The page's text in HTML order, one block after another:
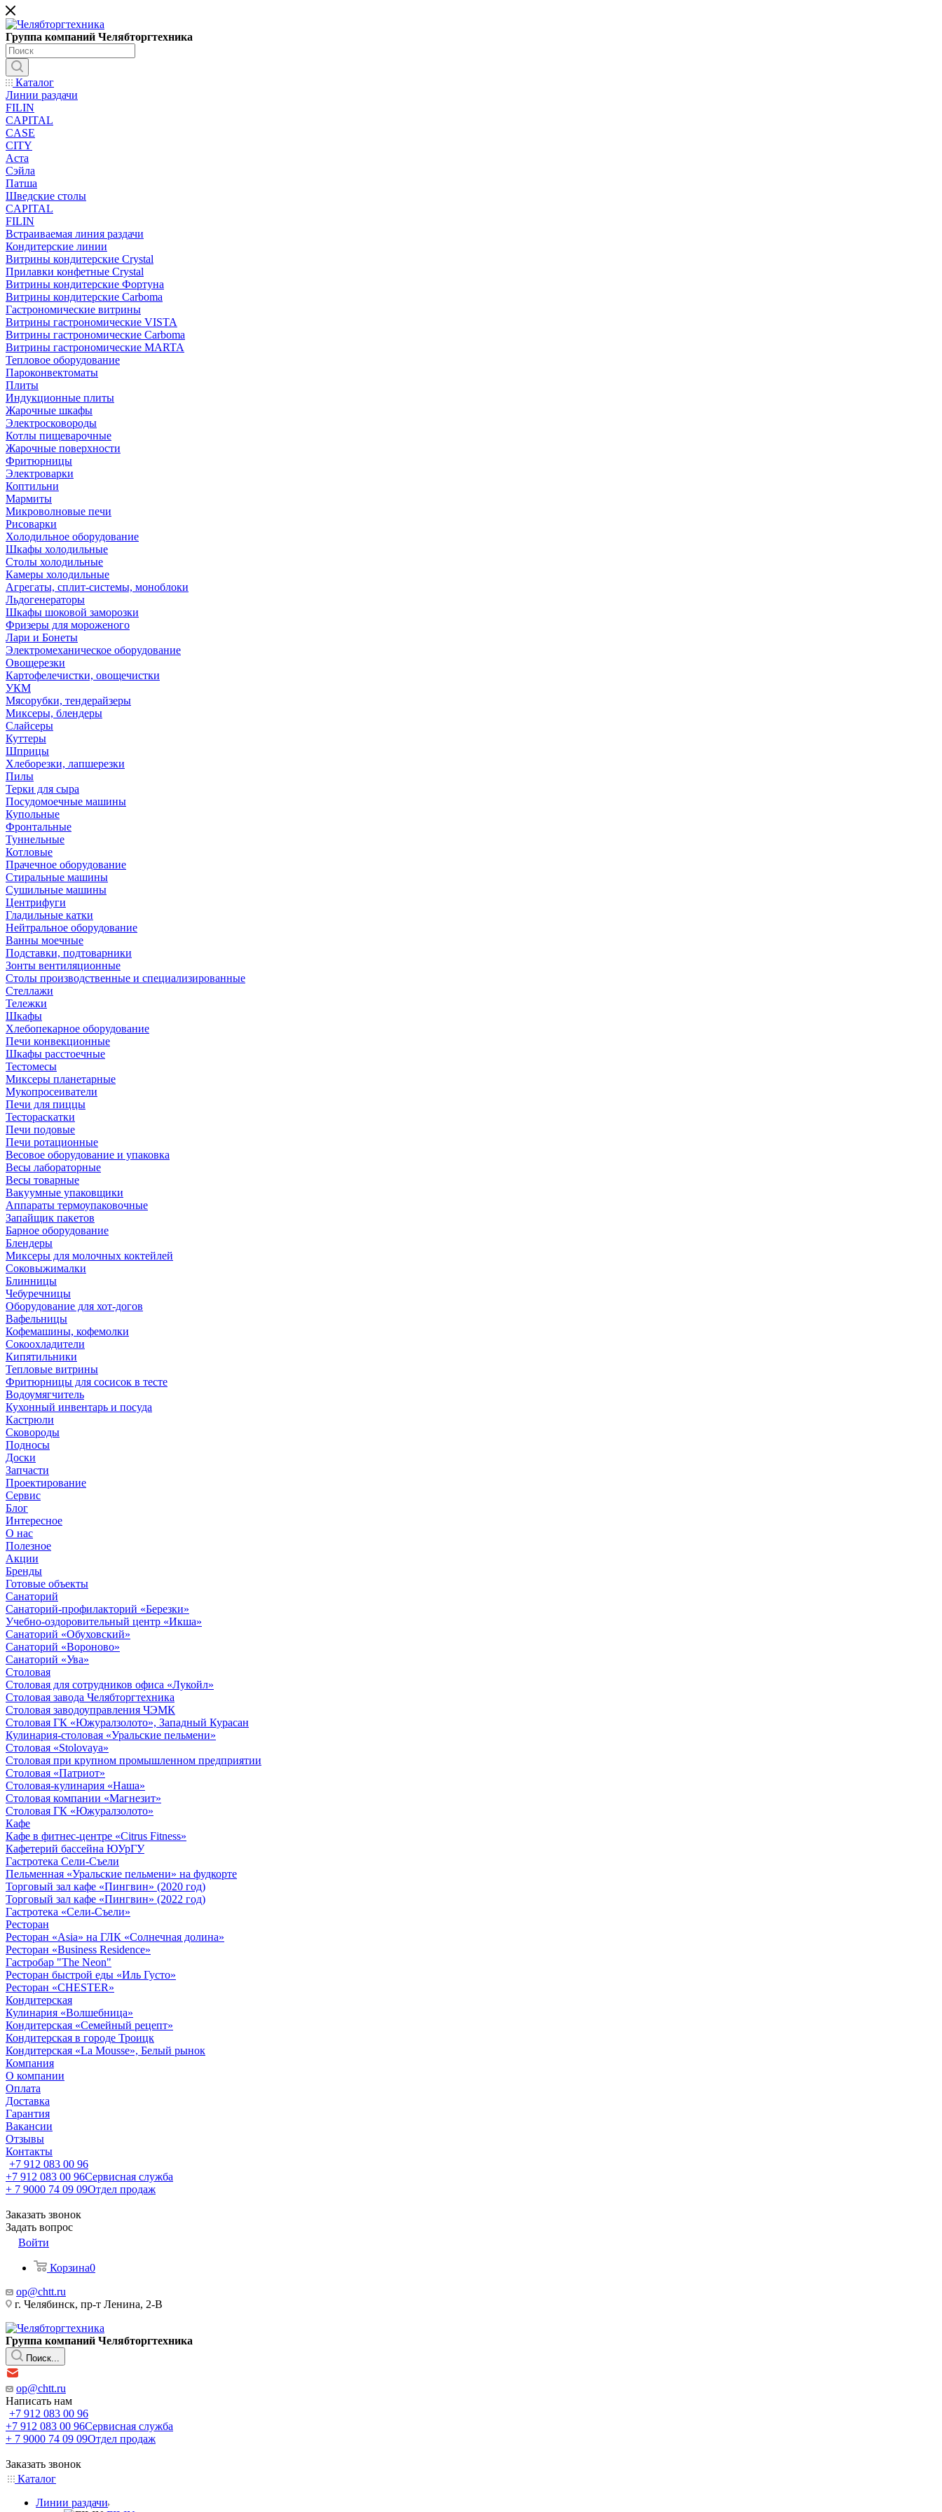
Группа компаний Челябторгтехника
Каталог
Линии раздачи
FILIN
CAPITAL
CASE
CITY
Аста
Сэйла
Патша
Шведские столы
CAPITAL
FILIN
Встраиваемая линия раздачи
Кондитерские линии
Витрины кондитерские Crystal
Прилавки конфетные Crystal
Витрины кондитерские Фортуна
Витрины кондитерские Carboma
Гастрономические витрины
Витрины гастрономические VISTA
Витрины гастрономические Carboma
Витрины гастрономические MARTA
Тепловое оборудование
Пароконвектоматы
Плиты
Индукционные плиты
Жарочные шкафы
Электросковороды
Котлы пищеварочные
Жарочные поверхности
Фритюрницы
Электроварки
Коптильни
Мармиты
Микроволновые печи
Рисоварки
Холодильное оборудование
Шкафы холодильные
Столы холодильные
Камеры холодильные
Агрегаты, сплит-системы, моноблоки
Льдогенераторы
Шкафы шоковой заморозки
Фризеры для мороженого
Лари и Бонеты
Электромеханическое оборудование
Овощерезки
Картофелечистки, овощечистки
УКМ
Мясорубки, тендерайзеры
Миксеры, блендеры
Слайсеры
Куттеры
Шприцы
Хлеборезки, лапшерезки
Пилы
Терки для сыра
Посудомоечные машины
Купольные
Фронтальные
Туннельные
Котловые
Прачечное оборудование
Стиральные машины
Сушильные машины
Центрифуги
Гладильные катки
Нейтральное оборудование
Ванны моечные
Подставки, подтоварники
Зонты вентиляционные
Столы производственные и специализированные
Стеллажи
Тележки
Шкафы
Хлебопекарное оборудование
Печи конвекционные
Шкафы расстоечные
Тестомесы
Миксеры планетарные
Мукопросеиватели
Печи для пиццы
Тестораскатки
Печи подовые
Печи ротационные
Весовое оборудование и упаковка
Весы лабораторные
Весы товарные
Вакуумные упаковщики
Аппараты термоупаковочные
Запайщик пакетов
Барное оборудование
Блендеры
Миксеры для молочных коктейлей
Соковыжималки
Блинницы
Чебуречницы
Оборудование для хот-догов
Вафельницы
Кофемашины, кофемолки
Сокоохладители
Кипятильники
Тепловые витрины
Фритюрницы для сосисок в тесте
Водоумягчитель
Кухонный инвентарь и посуда
Кастрюли
Сковороды
Подносы
Доски
Запчасти
Проектирование
Сервис
Блог
Интересное
О нас
Полезное
Акции
Бренды
Готовые объекты
Санаторий
Санаторий-профилакторий «Березки»
Учебно-оздоровительный центр «Икша»
Санаторий «Обуховский»
Санаторий «Вороново»
Санаторий «Ува»
Столовая
Столовая для сотрудников офиса «Лукойл»
Столовая завода Челябторгтехника
Столовая заводоуправления ЧЭМК
Столовая ГК «Южуралзолото», Западный Курасан
Кулинария-столовая «Уральские пельмени»
Столовая «Stolovaya»
Столовая при крупном промышленном предприятии
Столовая «Патриот»
Столовая-кулинария «Наша»
Столовая компании «Магнезит»
Столовая ГК «Южуралзолото»
Кафе
Кафе в фитнес-центре «Citrus Fitness»
Кафетерий бассейна ЮУрГУ
Гастротека Сели-Съели
Пельменная «Уральские пельмени» на фудкорте
Торговый зал кафе «Пингвин» (2020 год)
Торговый зал кафе «Пингвин» (2022 год)
Гастротека «Сели-Съели»
Ресторан
Ресторан «Asia» на ГЛК «Солнечная долина»
Ресторан «Business Residence»
Гастробар "The Neon"
Ресторан быстрой еды «Иль Густо»
Ресторан «CHESTER»
Кондитерская
Кулинария «Волшебница»
Кондитерская «Семейный рецепт»
Кондитерская в городе Троицк
Кондитерская «La Mousse», Белый рынок
Компания
О компании
Оплата
Доставка
Гарантия
Вакансии
Отзывы
Контакты
+7 912 083 00 96
+7 912 083 00 96Сервисная служба
+ 7 9000 74 09 09Отдел продаж
Заказать звонок
Задать вопрос
Войти
Корзина0
op@chtt.ru
г. Челябинск, пр-т Ленина, 2-В
Группа компаний Челябторгтехника
Поиск...
op@chtt.ru
Написать нам
+7 912 083 00 96
+7 912 083 00 96Сервисная служба
+ 7 9000 74 09 09Отдел продаж
Заказать звонок
Каталог
Линии раздачи